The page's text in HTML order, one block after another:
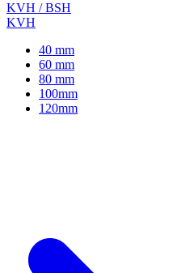
KVH / BSH
KVH
40 mm
60 mm
80 mm
100mm
120mm